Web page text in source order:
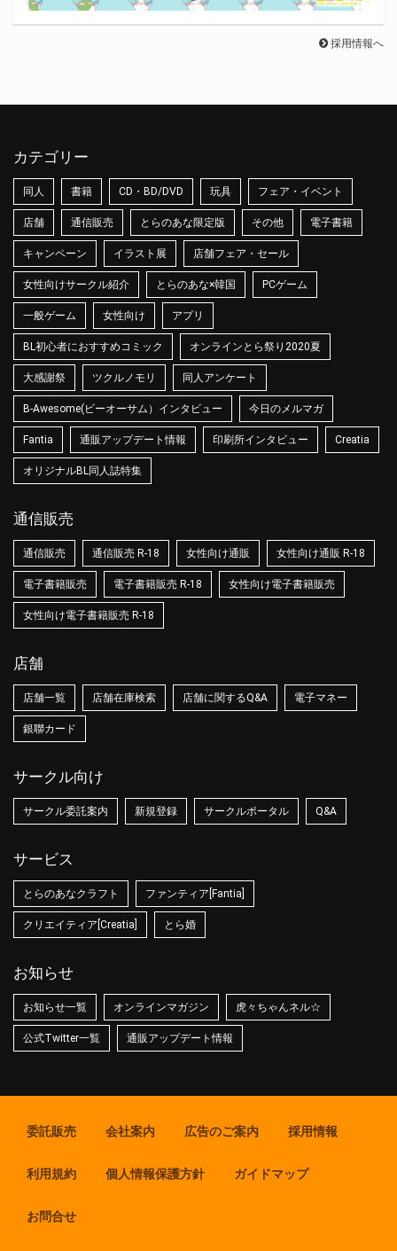
採用情報へ
カテゴリー
同人 書籍 CD・BD/DVD 玩具 フェア・イベント
店舗 通信販売 とらのあな限定版 その他 電子書籍
キャンペーン イラスト展 店舗フェア・セール
女性向けサークル紹介 とらのあな×韓国 PCゲーム
一般ゲーム 女性向け アプリ
BL初心者におすすめコミック オンラインとら祭り2020夏
大感謝祭 ツクルノモリ 同人アンケート
B-Awesome(ビーオーサム）インタビュー 今日のメルマガ
Fantia 通販アップデート情報 印刷所インタビュー Creatia
オリジナルBL同人誌特集
通信販売
通信販売 通信販売 R-18 女性向け通販 女性向け通販 R-18
電子書籍販売 電子書籍販売 R-18 女性向け電子書籍販売
女性向け電子書籍販売 R-18
店舗
店舗一覧 店舗在庫検索 店舗に関するQ&A 電子マネー
銀聯カード
サークル向け
サークル委託案内 新規登録 サークルポータル Q&A
サービス
とらのあなクラフト ファンティア[Fantia]
クリエイティア[Creatia] とら婚
お知らせ
お知らせ一覧 オンラインマガジン 虎々ちゃんネル☆
公式Twitter一覧 通販アップデート情報
委託販売 会社案内 広告のご案内 採用情報
利用規約 個人情報保護方針 ガイドマップ
お問合せ